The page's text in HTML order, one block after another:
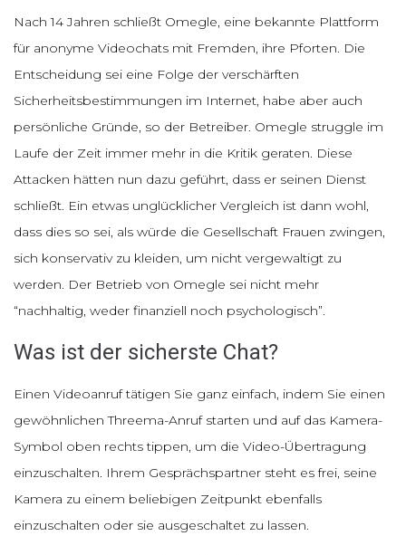
Nach 14 Jahren schließt Omegle, eine bekannte Plattform
für anonyme Videochats mit Fremden, ihre Pforten. Die
Entscheidung sei eine Folge der verschärften
Sicherheitsbestimmungen im Internet, habe aber auch
persönliche Gründe, so der Betreiber. Omegle struggle im
Laufe der Zeit immer mehr in die Kritik geraten. Diese
Attacken hätten nun dazu geführt, dass er seinen Dienst
schließt. Ein etwas unglücklicher Vergleich ist dann wohl,
dass dies so sei, als würde die Gesellschaft Frauen zwingen,
sich konservativ zu kleiden, um nicht vergewaltigt zu
werden. Der Betrieb von Omegle sei nicht mehr
“nachhaltig, weder finanziell noch psychologisch”.
Was ist der sicherste Chat?
Einen Videoanruf tätigen Sie ganz einfach, indem Sie einen
gewöhnlichen Threema-Anruf starten und auf das Kamera-
Symbol oben rechts tippen, um die Video-Übertragung
einzuschalten. Ihrem Gesprächspartner steht es frei, seine
Kamera zu einem beliebigen Zeitpunkt ebenfalls
einzuschalten oder sie ausgeschaltet zu lassen.